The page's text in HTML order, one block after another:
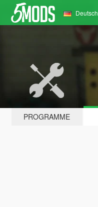
Deutsch
PROGRAMME